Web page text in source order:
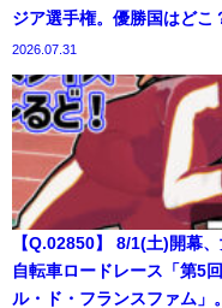
ジア選手権。優勝国はどこ
2026.07.31
【Q.02850】 8/1(土)開幕
自転車ロードレース「第5
ル・ド・フランスファム」